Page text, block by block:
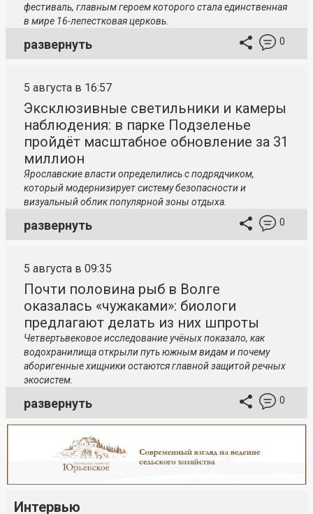
фестиваль, главным героем которого стала единственная
в мире 16-лепестковая церковь.
развернуть 0
5 августа в 16:57
Эксклюзивные светильники и камеры
наблюдения: в парке Подзеленье
пройдёт масштабное обновление за 31
миллион
Ярославские власти определились с подрядчиком,
который модернизирует систему безопасности и
визуальный облик популярной зоны отдыха.
развернуть 0
5 августа в 09:35
Почти половина рыб в Волге
оказалась «чужаками»: биологи
предлагают делать из них шпроты
Четвертьвековое исследование учёных показало, как
водохранилища открыли путь южным видам и почему
аборигенные хищники остаются главной защитой речных
экосистем.
развернуть 0
Интервью